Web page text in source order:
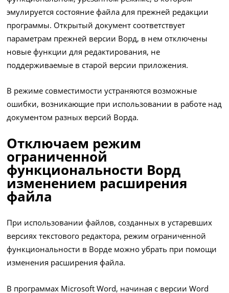
эмулируется состояние файла для прежней редакции
программы. Открытый документ соответствует
параметрам прежней версии Ворд, в нем отключены
новые функции для редактирования, не
поддерживаемые в старой версии приложения.
В режиме совместимости устраняются возможные
ошибки, возникающие при использовании в работе над
документом разных версий Ворда.
Отключаем режим
ограниченной
функциональности Ворд
изменением расширения
файла
При использовании файлов, созданных в устаревших
версиях текстового редактора, режим ограниченной
функциональности в Ворде можно убрать при помощи
изменения расширения файла.
В программах Microsoft Word, начиная с версии Word